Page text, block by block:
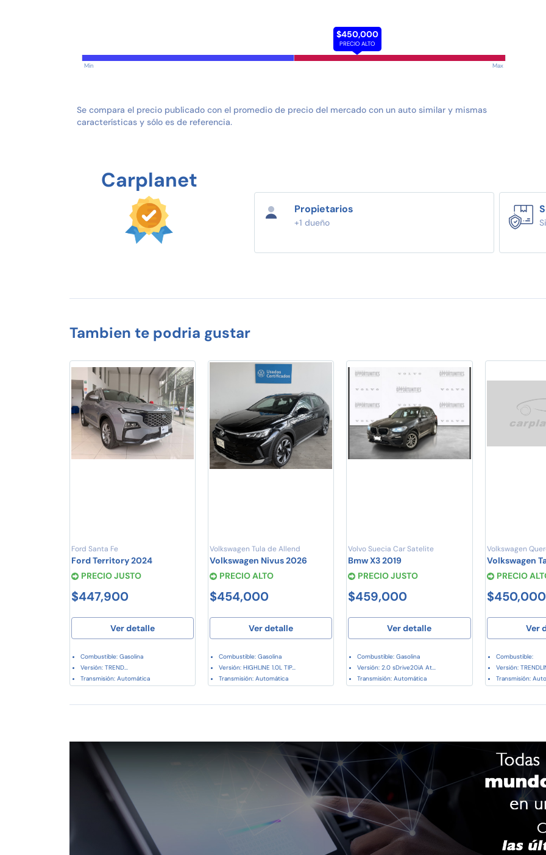
$450,000
PRECIO ALTO
Min Max
Se compara el precio publicado con el promedio de precio del mercado con un auto similar y mismas
características y sólo es de referencia.
Carplanet
Propietarios
+1 dueño Si
Tambien te podria gustar
Ford Santa Fe
Ford Territory 2024
PRECIO JUSTO
$447,900
Ver detalle
Combustible: Gasolina
Versión: TREND...
Transmisión: Automática
Volkswagen Tula de Allend
Volkswagen Nivus 2026
PRECIO ALTO
$454,000
Ver detalle
Combustible: Gasolina
Versión: HIGHLINE 1.0L TIP...
Transmisión: Automática
Volvo Suecia Car Satelite
Bmw X3 2019
PRECIO JUSTO
$459,000
Ver detalle
Combustible: Gasolina
Versión: 2.0 sDrive20iA At...
Transmisión: Automática
Volkswagen
Volkswagen
PRECIO
$450,000
Ver
Combustible:
Versión:
Transmisión: